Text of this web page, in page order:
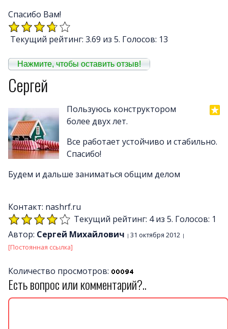
Спасибо Вам!
Текущий рейтинг: 3.69 из 5. Голосов: 13
Нажмите, чтобы оставить отзыв!
Сергей
Пользуюсь конструктором
более двух лет.
Все работает устойчиво и стабильно.
Спасибо!
Будем и дальше заниматься общим делом
Контакт: nashrf.ru
Текущий рейтинг: 4 из 5. Голосов: 1
Автор: Сергей Михайлович
31 октября 2012
[Постоянная ссылка]
Количество просмотров:
Есть вопрос или комментарий?..